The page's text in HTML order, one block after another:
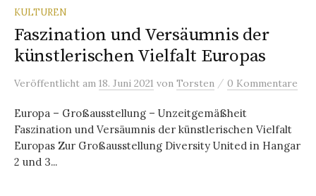
KULTUREN
Faszination und Versäumnis der
künstlerischen Vielfalt Europas
Veröffentlicht am 18. Juni 2021 von Torsten / 0 Kommentare
Europa – Großausstellung – Unzeitgemäßheit
Faszination und Versäumnis der künstlerischen Vielfalt
Europas Zur Großausstellung Diversity United in Hangar
2 und 3...